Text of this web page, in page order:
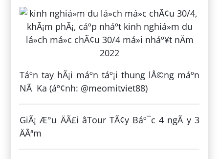
Táº­n tay hÃ¡i máº­n táº¡i thung lÅ©ng máº­n
NÃ Ka (áº¢nh: @meomitviet88)
GiÃ¡ Æ°u ÄÃ£i âTour TÃ¢y Báº¯c 4 ngÃ y 3
ÄÃªm